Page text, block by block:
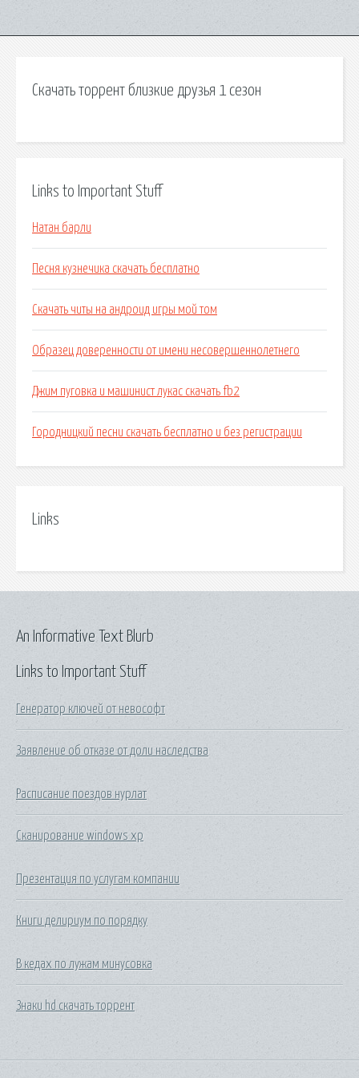
Скачать торрент близкие друзья 1 сезон
Links to Important Stuff
Натан барли
Песня кузнечика скачать бесплатно
Скачать читы на андроид игры мой том
Образец доверенности от имени несовершеннолетнего
Джим пуговка и машинист лукас скачать fb2
Городницкий песни скачать бесплатно и без регистрации
Links
Links to Important Stuff
Генератор ключей от невософт
Заявление об отказе от доли наследства
Расписание поездов нурлат
Сканирование windows xp
Презентация по услугам компании
Книги делириум по порядку
В кедах по лужам минусовка
Знаки hd скачать торрент
An Informative Text Blurb